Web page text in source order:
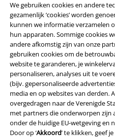
We gebruiken cookies en andere
gezamenlijk ‘cookies’ worden
kunnen we informatie verzamelen
hun apparaten. Sommige cookies
andere afkomstig zijn van onze
gebruiken cookies om de
website te garanderen, je
personaliseren, analyses uit te
(bijv. gepersonaliseerde
media en op websites van derden.
overgedragen naar de Verenigde
met partners die onderworpen zijn
onder de huidige EU-wetgeving en
Door op ‘Akkoord’ te klikken, geef
A Warner Music